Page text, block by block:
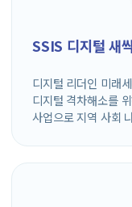
SSIS 디지털 새
디지털 리더인 미래
디지털 격차해소를
사업으로 지역 사회